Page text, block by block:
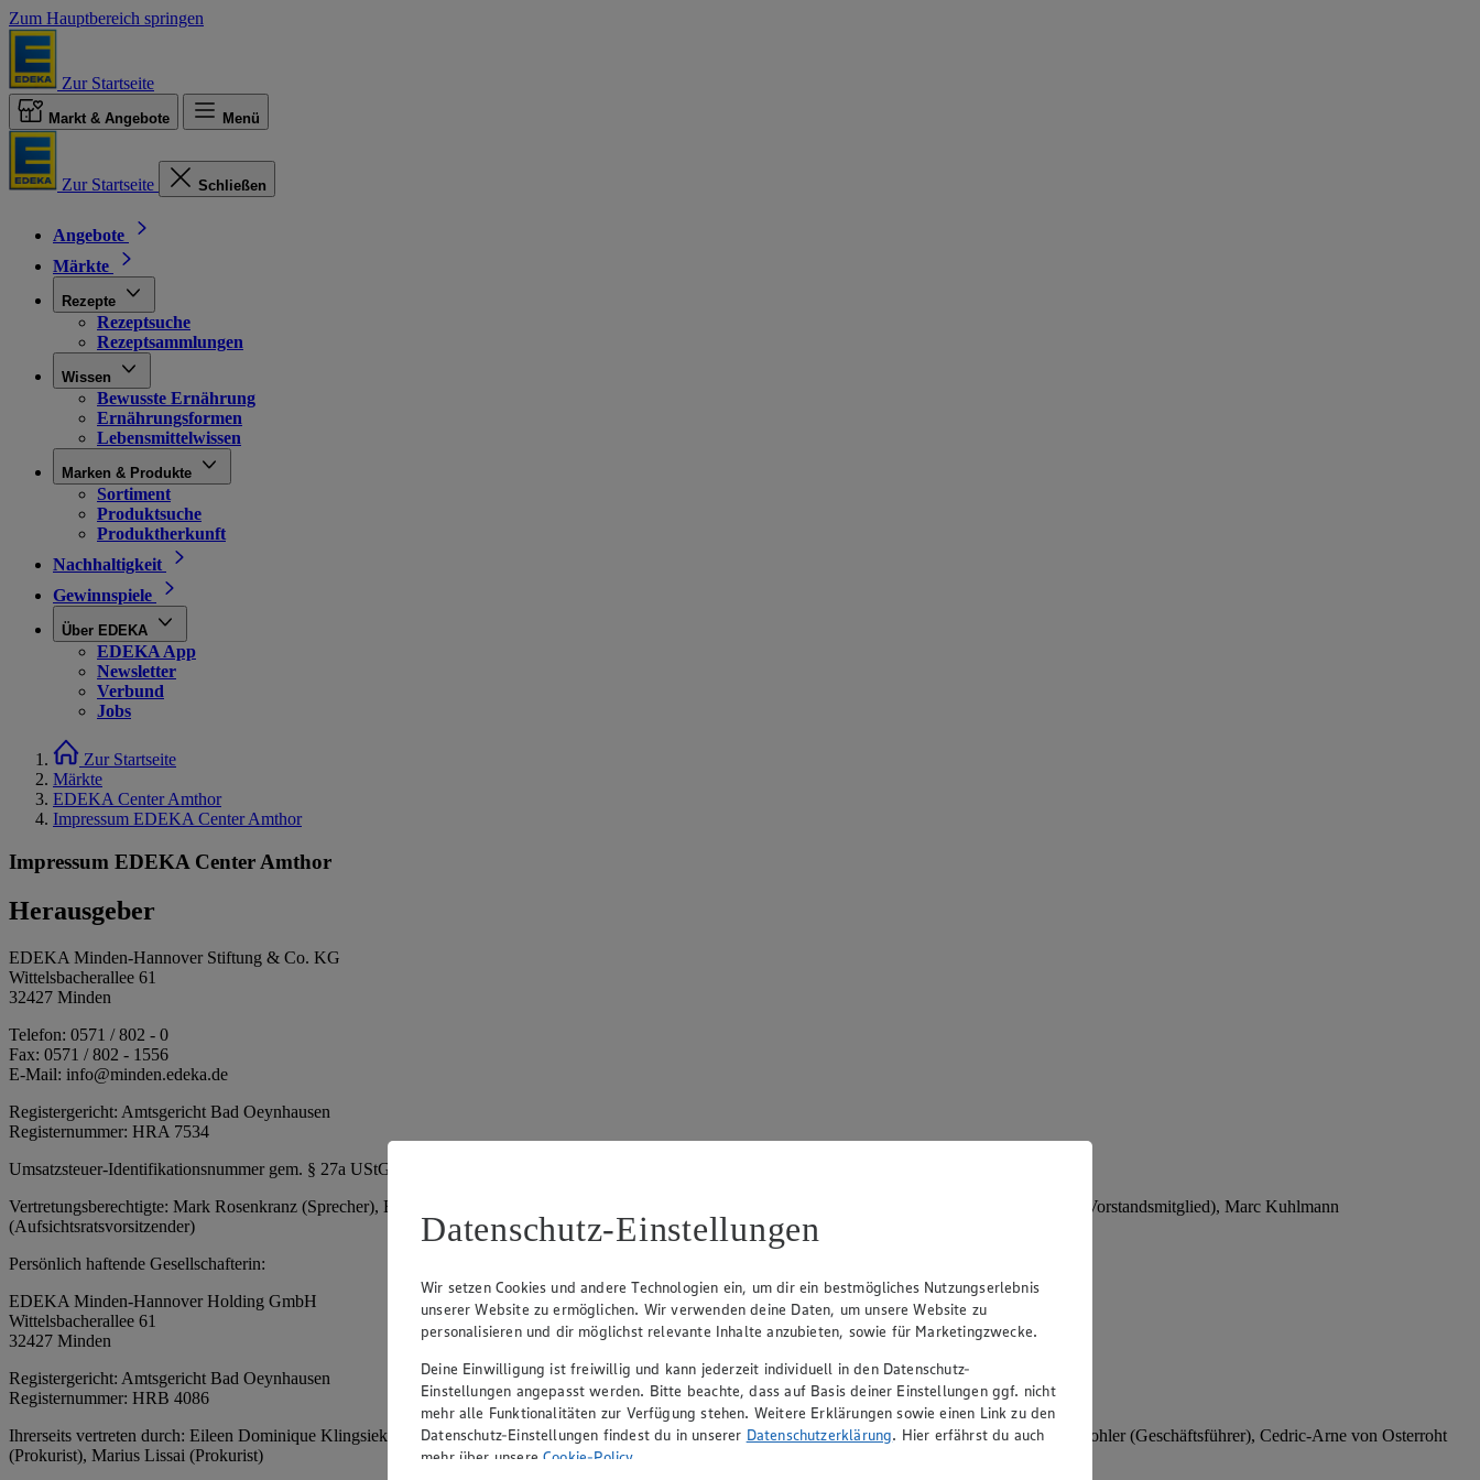
Zum Hauptbereich springen
Zur Startseite
Markt & Angebote Menü
Zur Startseite Schließen
Angebote
Märkte
Rezepte
Rezeptsuche
Rezeptsammlungen
Wissen
Bewusste Ernährung
Ernährungsformen
Lebensmittelwissen
Marken & Produkte
Sortiment
Produktsuche
Produktherkunft
Nachhaltigkeit
Gewinnspiele
Über EDEKA
EDEKA App
Newsletter
Verbund
Jobs
Zur Startseite
Märkte
EDEKA Center Amthor
Impressum EDEKA Center Amthor
Impressum EDEKA Center Amthor
Herausgeber
EDEKA Minden-Hannover Stiftung & Co. KG
Wittelsbacherallee 61
32427 Minden
Telefon: 0571 / 802 - 0
Fax: 0571 / 802 - 1556
E-Mail: info@minden.edeka.de
Registergericht: Amtsgericht Bad Oeynhausen
Registernummer: HRA 7534
Umsatzsteuer-Identifikationsnummer gem. § 27a UStG: DE 266067317
Vertretungsberechtigte: Mark Rosenkranz (Sprecher), Eileen Dominique Klingsiek (Vorstandsmitglied), Ulf-U. Plath (Vorstandsmitglied), Stephan Wohler (Vorstandsmitglied), Marc Kuhlmann
(Aufsichtsratsvorsitzender)
Persönlich haftende Gesellschafterin:
EDEKA Minden-Hannover Holding GmbH
Wittelsbacherallee 61
32427 Minden
Registergericht: Amtsgericht Bad Oeynhausen
Registernummer: HRB 4086
Ihrerseits vertreten durch: Eileen Dominique Klingsiek (Geschäftsführerin), Mark Rosenkranz (Geschäftsführer), Ulf-U. Plath (Geschäftsführer), Stephan Wohler (Geschäftsführer), Cedric-Arne von Osterroht
(Prokurist), Marius Lissai (Prokurist)
Datenschutz-Einstellungen
Wir setzen Cookies und andere Technologien ein, um dir ein bestmögliches Nutzungserlebnis
unserer Website zu ermöglichen. Wir verwenden deine Daten, um unsere Website zu
personalisieren und dir möglichst relevante Inhalte anzubieten, sowie für Marketingzwecke.
Deine Einwilligung ist freiwillig und kann jederzeit individuell in den Datenschutz-
Einstellungen angepasst werden. Bitte beachte, dass auf Basis deiner Einstellungen ggf. nicht
mehr alle Funktionalitäten zur Verfügung stehen. Weitere Erklärungen sowie einen Link zu den
Datenschutz-Einstellungen findest du in unserer Datenschutzerklärung. Hier erfährst du auch
mehr über unsereCookie-Policy.